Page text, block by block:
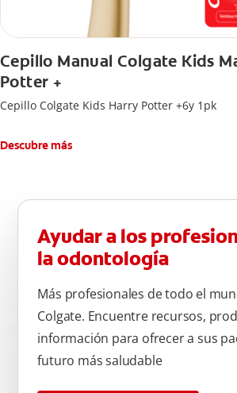
Cepillo Manual Colgate Kids
Potter +
Cepillo Colgate Kids Harry Potter +6y 1pk
Descubre más
Ayudar a los
la odontología
Más profesionales de todo el
Colgate. Encuentre recursos,
información para ofrecer a sus
futuro más saludable